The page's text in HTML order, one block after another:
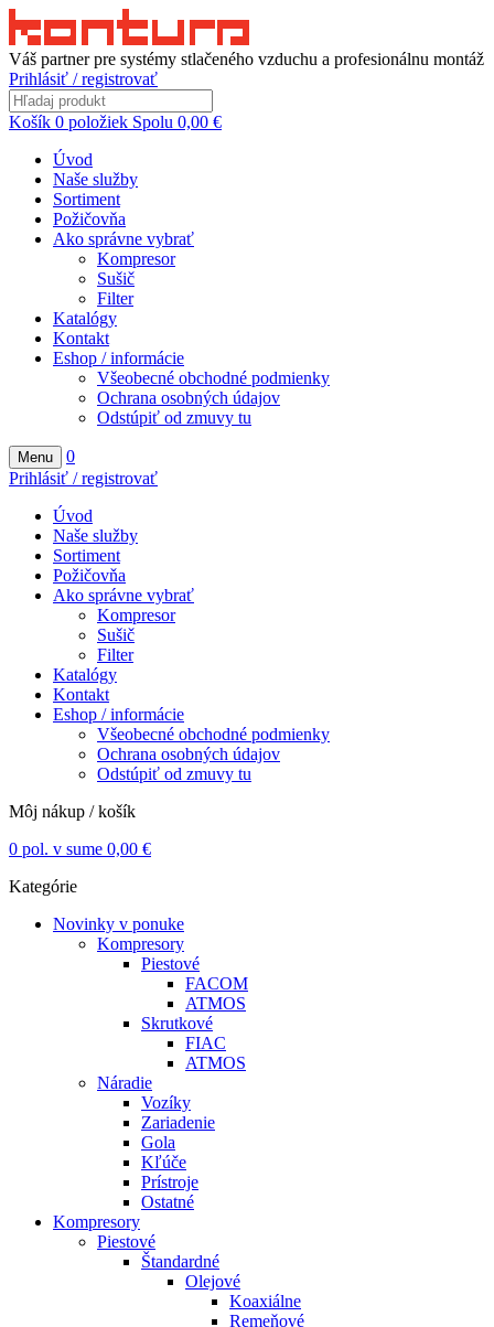
Váš partner pre systémy stlačeného vzduchu a profesionálnu montáž
Prihlásiť / registrovať
Košík 0 položiek Spolu 0,00 €
Úvod
Naše služby
Sortiment
Požičovňa
Ako správne vybrať
Kompresor
Sušič
Filter
Katalógy
Kontakt
Eshop / informácie
Všeobecné obchodné podmienky
Ochrana osobných údajov
Odstúpiť od zmuvy tu
Menu
0
Prihlásiť / registrovať
Úvod
Naše služby
Sortiment
Požičovňa
Ako správne vybrať
Kompresor
Sušič
Filter
Katalógy
Kontakt
Eshop / informácie
Všeobecné obchodné podmienky
Ochrana osobných údajov
Odstúpiť od zmuvy tu
Môj nákup / košík
0 pol. v sume 0,00 €
Kategórie
Novinky v ponuke
Kompresory
Piestové
FACOM
ATMOS
Skrutkové
FIAC
ATMOS
Náradie
Vozíky
Zariadenie
Gola
Kľúče
Prístroje
Ostatné
Kompresory
Piestové
Štandardné
Olejové
Koaxiálne
Remeňové